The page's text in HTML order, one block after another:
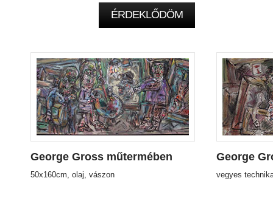
ÉRDEKLŐDÖM
George Gross műtermében
50x160cm, olaj, vászon
George
vegyes